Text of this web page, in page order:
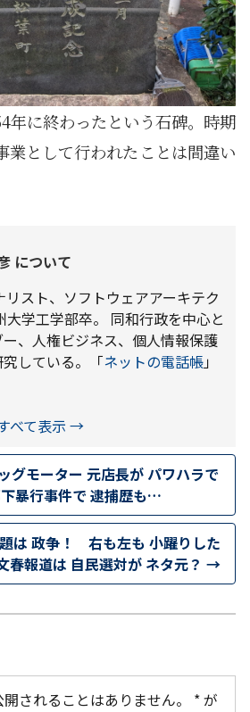
年に終わったという石碑。時期
業として行われたことは間違い
について
リスト、ソフトウェアアーキテク
大学工学部卒。 同和行政を中心と
、人権ビジネス、個人情報保護
している。「ネットの電話帳」
べて表示 →
グモーター 元店長が パワハラで
暴行事件で 逮捕歴も…
は 政争！ 右も左も 小躍りした
春報道は 自民選対が ネタ元？ →
されることはありません。
*が